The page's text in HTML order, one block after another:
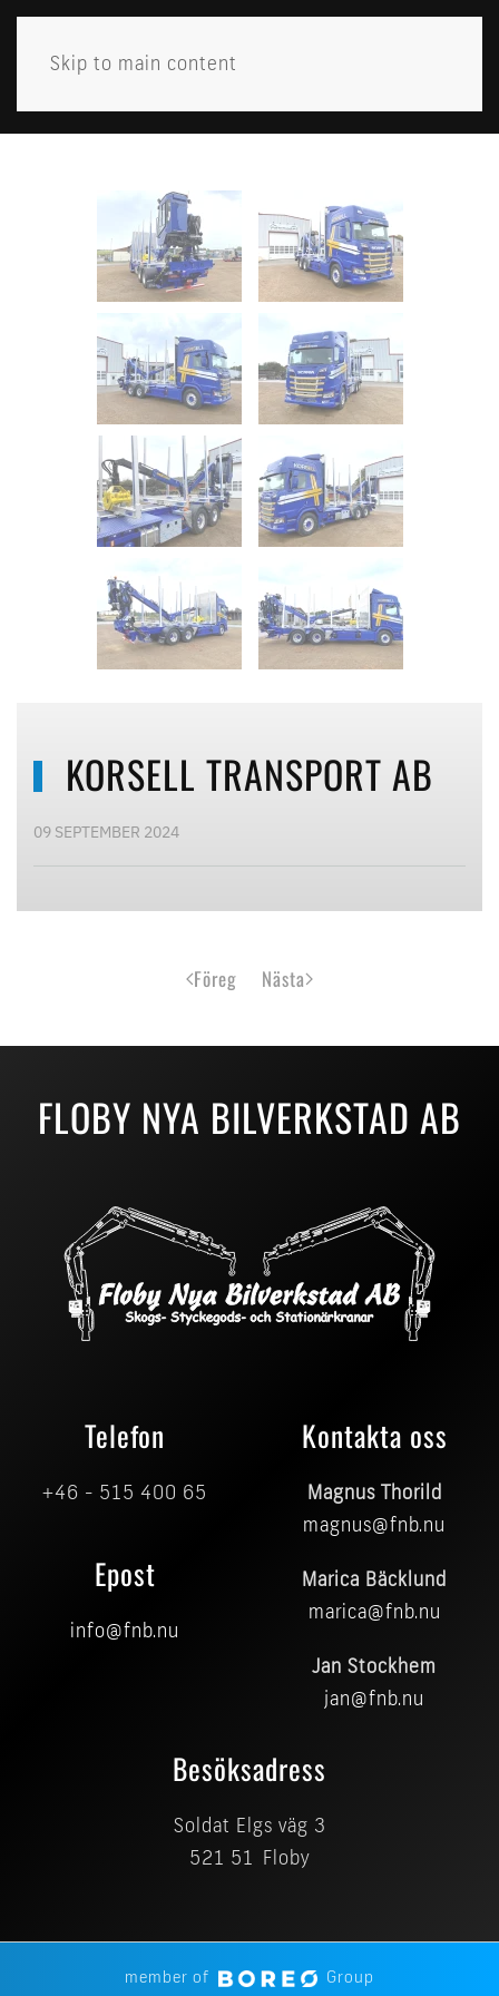
Skip to main content
KORSELL TRANSPORT AB
09 SEPTEMBER 2024
Föreg Nästa
FLOBY NYA BILVERKSTAD AB
Telefon
+46 - 515 400 65
Epost
info@fnb.nu
Kontakta oss
Magnus Thorild
magnus@fnb.nu
Marica Bäcklund
marica@fnb.nu
Jan Stockhem
jan@fnb.nu
Besöksadress
Soldat Elgs väg 3
521 51 Floby
member of Group